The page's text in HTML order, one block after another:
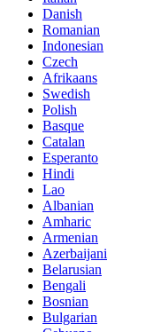
Danish
Romanian
Indonesian
Czech
Afrikaans
Swedish
Polish
Basque
Catalan
Esperanto
Hindi
Lao
Albanian
Amharic
Armenian
Azerbaijani
Belarusian
Bengali
Bosnian
Bulgarian